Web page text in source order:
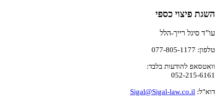
השגת פיצוי כספי
עו”ד סיגל רייך-הלל
טלפון: 077-805-1177
וואטסאפ להודעות בלבד:
052-215-6161
דוא"ל: Sigal@Sigal-law.co.il